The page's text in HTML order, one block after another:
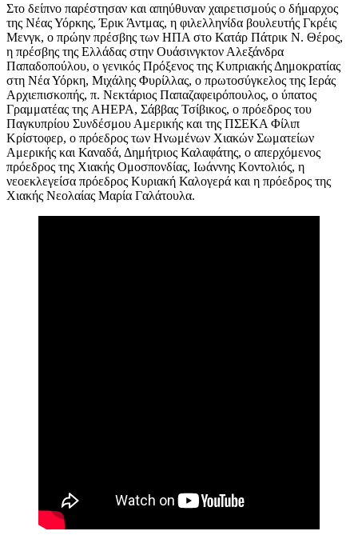
Στο δείπνο παρέστησαν και απηύθυναν χαιρετισμούς ο δήμαρχος
της Νέας Υόρκης, Έρικ Άντμας, η φιλελληνίδα βουλευτής Γκρέις
Μενγκ, ο πρώην πρέσβης των ΗΠΑ στο Κατάρ Πάτρικ Ν. Θέρος,
η πρέσβης της Ελλάδας στην Ουάσινγκτον Αλεξάνδρα
Παπαδοπούλου, ο γενικός Πρόξενος της Κυπριακής Δημοκρατίας
στη Νέα Υόρκη, Μιχάλης Φυρίλλας, ο πρωτοσύγκελος της Ιεράς
Αρχιεπισκοπής, π. Νεκτάριος Παπαζαφειρόπουλος, ο ύπατος
Γραμματέας της AHEPA, Σάββας Τσίβικος, ο πρόεδρος του
Παγκυπρίου Συνδέσμου Αμερικής και της ΠΣΕΚΑ Φίλιπ
Κρίστοφερ, ο πρόεδρος των Ηνωμένων Χιακών Σωματείων
Αμερικής και Καναδά, Δημήτριος Καλαφάτης, ο απερχόμενος
πρόεδρος της Χιακής Ομοσπονδίας, Ιωάννης Κοντολιός, η
νεοεκλεγείσα πρόεδρος Κυριακή Καλογερά και η πρόεδρος της
Χιακής Νεολαίας Μαρία Γαλάτουλα.